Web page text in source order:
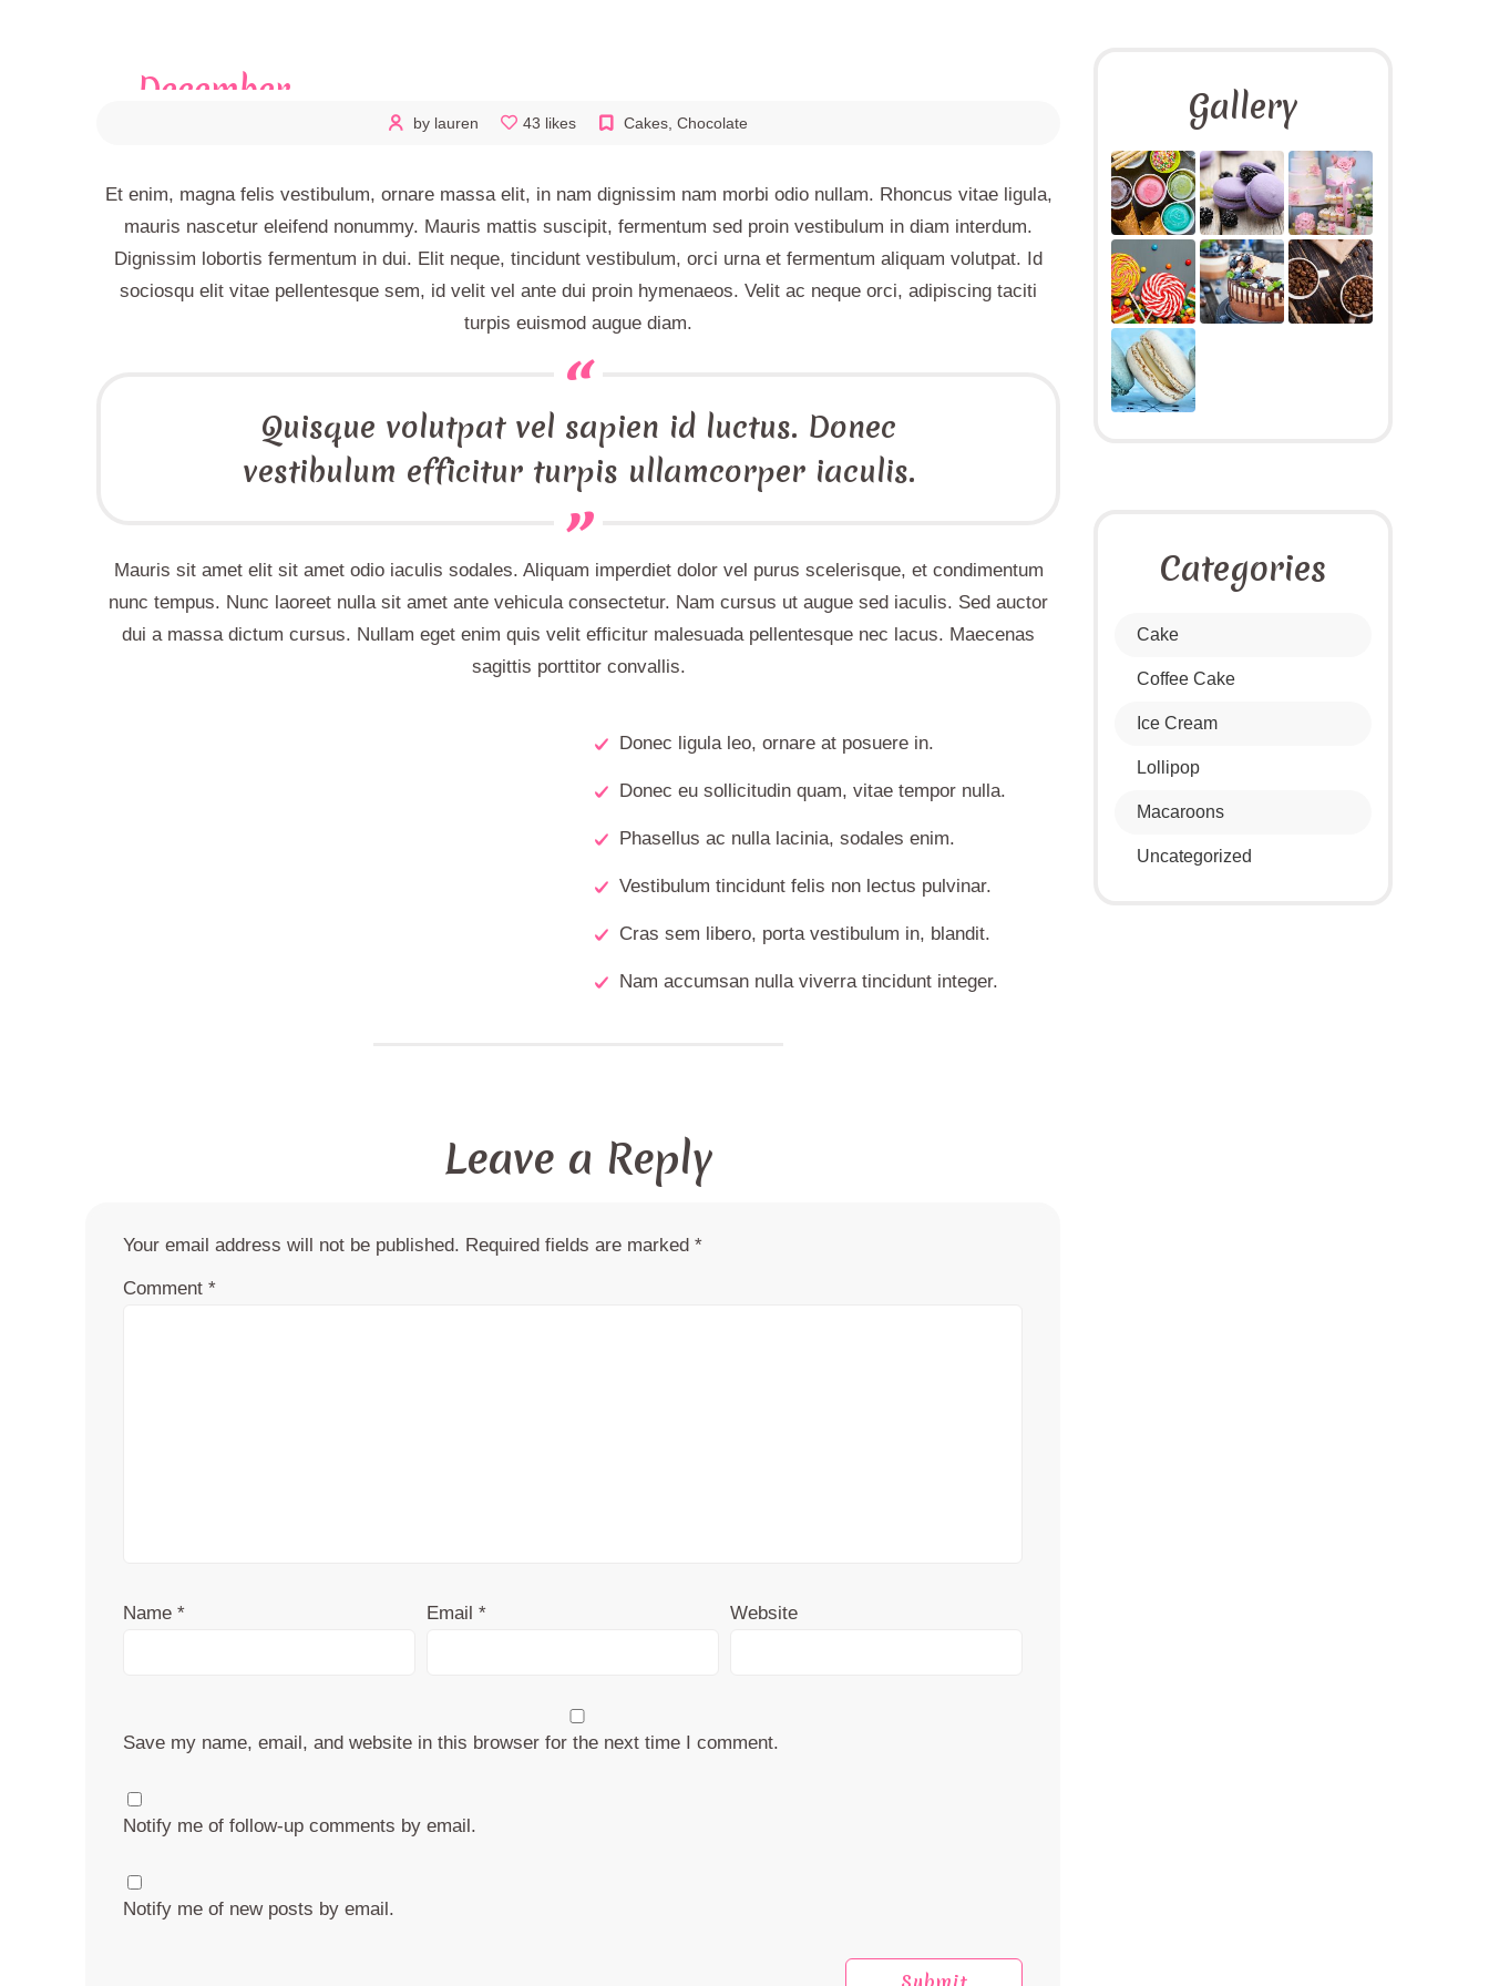
Gallery
Categories
Cake
Coffee Cake
Ice Cream
Lollipop
Macaroons
Uncategorized
December
by lauren 43 likes Cakes, Chocolate
Et enim, magna felis vestibulum, ornare massa elit, in nam dignissim nam morbi odio nullam. Rhoncus vitae ligula,
mauris nascetur eleifend nonummy. Mauris mattis suscipit, fermentum sed proin vestibulum in diam interdum.
Dignissim lobortis fermentum in dui. Elit neque, tincidunt vestibulum, orci urna et fermentum aliquam volutpat. Id
sociosqu elit vitae pellentesque sem, id velit vel ante dui proin hymenaeos. Velit ac neque orci, adipiscing taciti
turpis euismod augue diam.
Quisque volutpat vel sapien id luctus. Donec
vestibulum efficitur turpis ullamcorper iaculis.
Mauris sit amet elit sit amet odio iaculis sodales. Aliquam imperdiet dolor vel purus scelerisque, et condimentum
nunc tempus. Nunc laoreet nulla sit amet ante vehicula consectetur. Nam cursus ut augue sed iaculis. Sed auctor
dui a massa dictum cursus. Nullam eget enim quis velit efficitur malesuada pellentesque nec lacus. Maecenas
sagittis porttitor convallis.
Donec ligula leo, ornare at posuere in.
Donec eu sollicitudin quam, vitae tempor nulla.
Phasellus ac nulla lacinia, sodales enim.
Vestibulum tincidunt felis non lectus pulvinar.
Cras sem libero, porta vestibulum in, blandit.
Nam accumsan nulla viverra tincidunt integer.
Leave a Reply
Your email address will not be published. Required fields are marked *
Comment *
Name * Email * Website
Save my name, email, and website in this browser for the next time I comment.
Notify me of follow-up comments by email.
Notify me of new posts by email.